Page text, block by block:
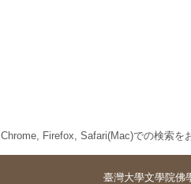
Chrome, Firefox, Safari(Mac)での検索を
臺灣大學文學院佛